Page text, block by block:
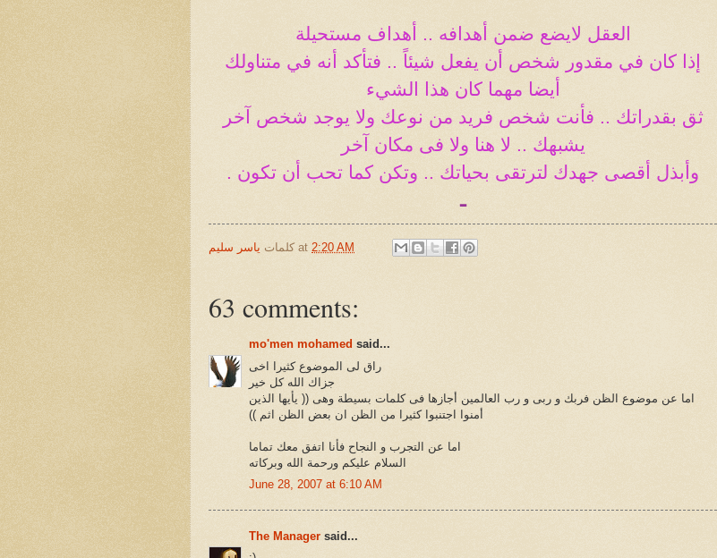
العقل لايضع ضمن أهدافه .. أهداف مستحيلة
إذا كان في مقدور شخص أن يفعل شيئاً .. فتأكد أنه في متناولك
أيضا مهما كان هذا الشيء
ثق بقدراتك .. فأنت شخص فريد من نوعك ولا يوجد شخص آخر
يشبهك .. لا هنا ولا فى مكان آخر
وأبذل أقصى جهدك لترتقى بحياتك .. وتكن كما تحب أن تكون .
ـ
كلمات ياسر سليم at 2:20 AM
63 comments:
mo'men mohamed said...
راق لى الموضوع كثيرا اخى
جزاك الله كل خير
اما عن موضوع الظن فربك و ربى و رب العالمين أجازها فى كلمات بسيطة وهى (( يأيها الذين
أمنوا اجتنبوا كثيرا من الظن ان بعض الظن اثم ))
اما عن التجرب و النجاح فأنا اتفق معك تماما
السلام عليكم ورحمة الله وبركاته
June 28, 2007 at 6:10 AM
The Manager said...